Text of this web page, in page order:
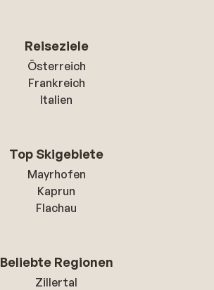
Reiseziele
Österreich
Frankreich
Italien
Top Skigebiete
Mayrhofen
Kaprun
Flachau
Beliebte Regionen
Zillertal